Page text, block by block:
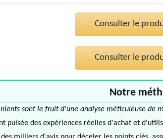
Consulter le
Consulter le
Notre
sont le fruit d'une analyse méticuleuse
puisée des expériences réelles d'achat et